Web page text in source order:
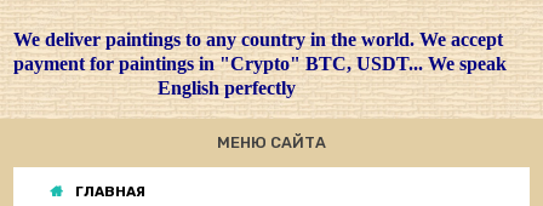
We deliver paintings to any country in the world. We accept
payment for paintings in "Crypto" BTC, USDT... We speak
English perfectly
МЕНЮ САЙТА
ГЛАВНАЯ